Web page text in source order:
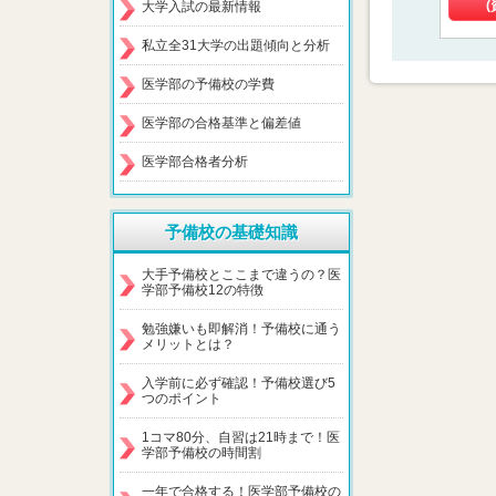
(
大学入試の最新情報
私立全31大学の出題傾向と分析
医学部の予備校の学費
医学部の合格基準と偏差値
医学部合格者分析
予備校の基礎知識
大手予備校とここまで違うの？医
学部予備校12の特徴
勉強嫌いも即解消！予備校に通う
メリットとは？
入学前に必ず確認！予備校選び5
つのポイント
1コマ80分、自習は21時まで！医
学部予備校の時間割
一年で合格する！医学部予備校の